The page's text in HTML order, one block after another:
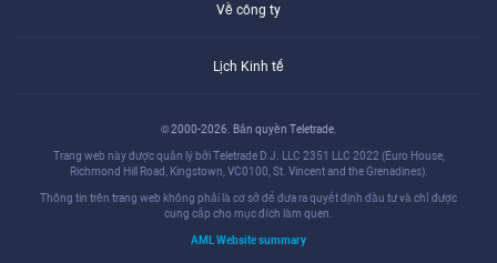
Về công ty
Lịch Kinh tế
© 2000-2026. Bản quyền Teletrade.
Trang web này được quản lý bởi Teletrade D.J. LLC 2351 LLC 2022 (Euro House,
Richmond Hill Road, Kingstown, VC0100, St. Vincent and the Grenadines).
Thông tin trên trang web không phải là cơ sở để đưa ra quyết định đầu tư và chỉ được
cung cấp cho mục đích làm quen.
AML Website summary